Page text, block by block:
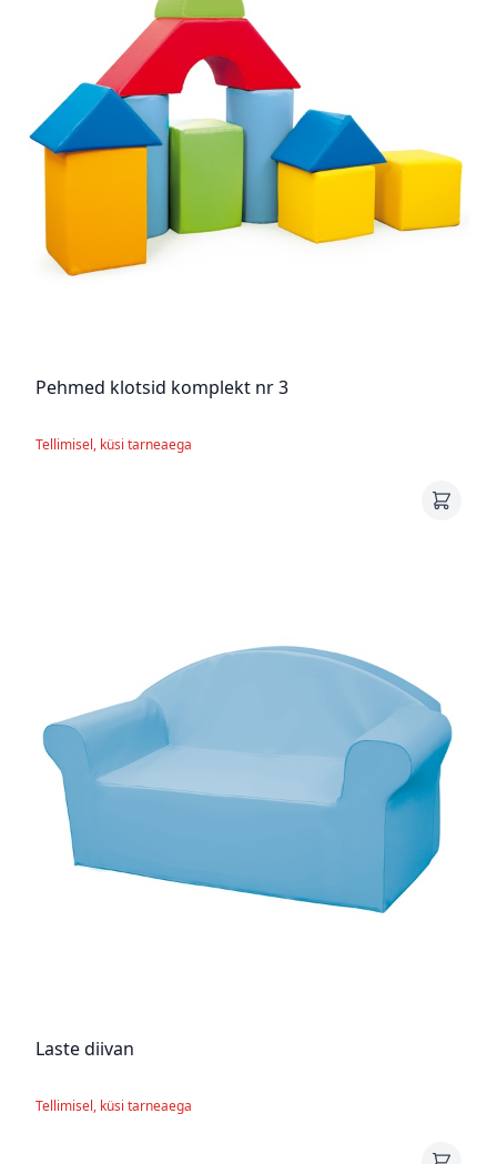
Pehmed klotsid komplekt nr 3
Tellimisel, küsi tarneaega
Laste diivan
Tellimisel, küsi tarneaega